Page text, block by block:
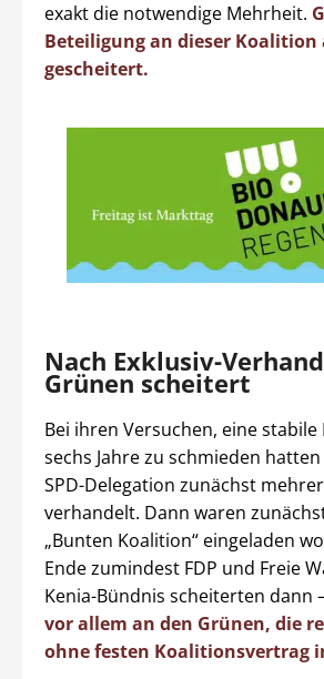
exakt die notwendige Mehrheit.
Beteiligung an dieser
gescheitert.
Nach Exklusiv-
Grünen scheitert
Bei ihren Versuchen, eine
sechs Jahre zu schmieden
SPD-Delegation zunächst
verhandelt. Dann waren
„Bunten Koalition“ eingeladen
Ende zumindest FDP und Freie
Kenia-Bündnis scheiterten dann
vor allem an den Grünen, die
ohne festen Koalitionsvertrag